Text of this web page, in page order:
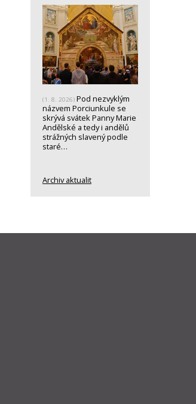
(1. 8. 2026) Pod nezvyklým
názvem Porciunkule se
skrývá svátek Panny Marie
Andělské a tedy i andělů
strážných slavený podle
staré…
Archiv aktualit